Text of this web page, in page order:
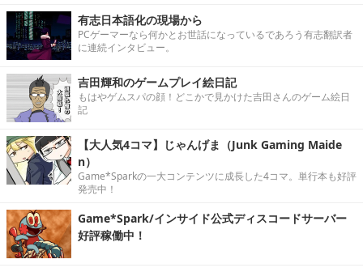
有志日本語化の現場から
PCゲーマーなら何かとお世話になっているであろう有志翻訳者
に連続インタビュー。
吉田輝和のゲームプレイ絵日記
もはやゲムスパの顔！どこかで見かけた吉田さんのゲーム絵日
記
【大人気4コマ】じゃんげま（Junk Gaming Maide
n）
Game*Sparkの一大コンテンツに成長した4コマ。単行本も好評
発売中！
Game*Spark/インサイド公式ディスコードサーバー
好評稼働中！